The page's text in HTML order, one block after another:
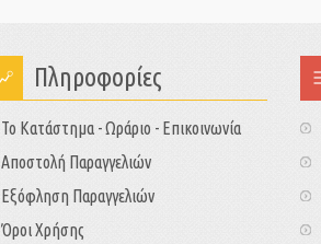
Πληροφορίες
Το Κατάστημα - Ωράριο - Επικοινωνία
Αποστολή Παραγγελιών
Εξόφληση Παραγγελιών
Όροι Χρήσης